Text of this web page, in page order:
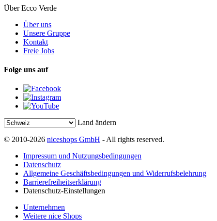
Über Ecco Verde
Über uns
Unsere Gruppe
Kontakt
Freie Jobs
Folge uns auf
Land ändern
© 2010-2026 niceshops GmbH - All rights reserved.
Impressum und Nutzungsbedingungen
Datenschutz
Allgemeine Geschäftsbedingungen und Widerrufsbelehrung
Barrierefreiheitserklärung
Datenschutz-Einstellungen
Unternehmen
Weitere nice Shops